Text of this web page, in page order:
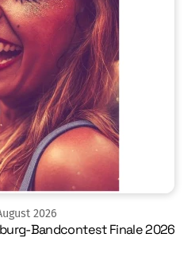
2026
Bandcontest Finale 2026